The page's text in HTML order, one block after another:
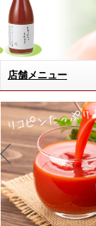
店舗メニュー